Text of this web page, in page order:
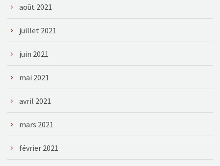
août 2021
juillet 2021
juin 2021
mai 2021
avril 2021
mars 2021
février 2021